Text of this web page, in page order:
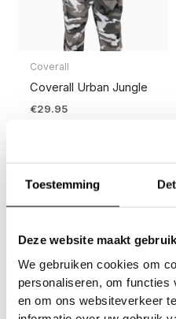
Toestemming
Deze website maakt
We gebruiken cookies om
personaliseren, om functies
en om ons websiteverkeer
Coverall
Coverall Urban Jungle
€29.95